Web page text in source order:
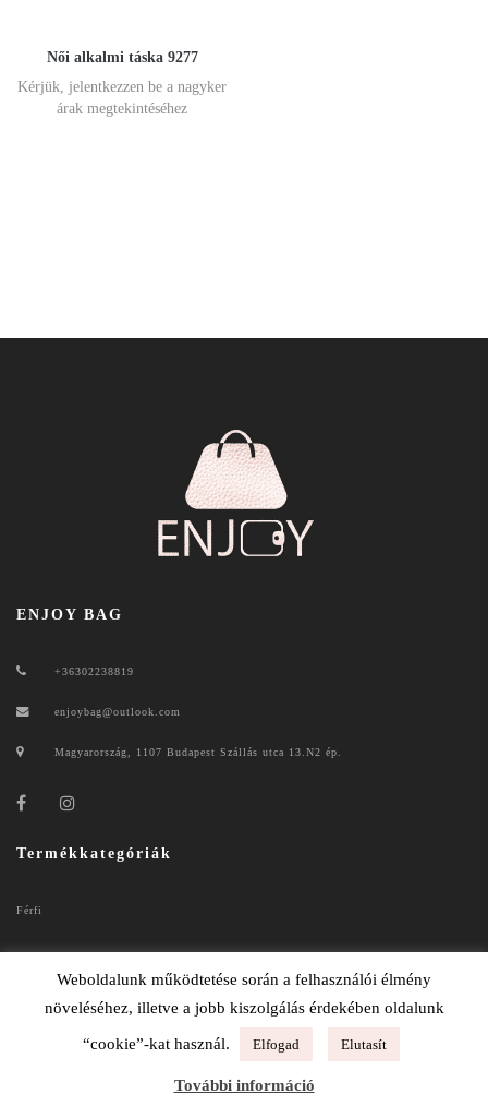
Női alkalmi táska 9277
Kérjük, jelentkezzen be a nagyker
árak megtekintéséhez
ENJOY BAG
+36302238819
enjoybag@outlook.com
Magyarország, 1107 Budapest Szállás utca 13.N2 ép.
Termékkategóriák
Férfi
ADATKEZELÉSI TÁJÉKOZTATÓ
Weboldalunk működtetése során a felhasználói élmény
növeléséhez, illetve a jobb kiszolgálás érdekében oldalunk
“cookie”-kat használ. Elfogad Elutasít
További információ